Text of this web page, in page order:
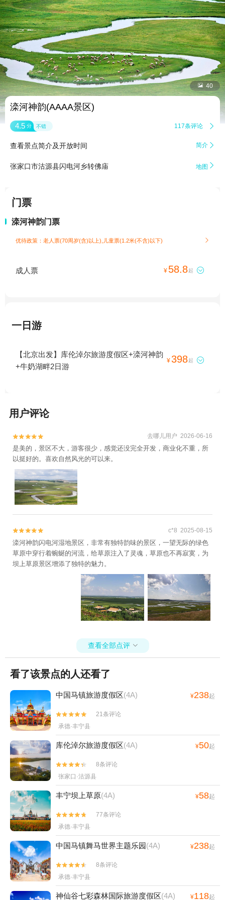
 40
滦河神韵(AAAA景区)
4.5 分 不错 117条评论 
查看景点简介及开放时间 简介 
张家口市沽源县闪电河乡转佛庙 地图 
门票
滦河神韵门票
优待政策：老人票(70周岁(含)以上),儿童票(1.2米(不含)以下) 
成人票 ¥ 58.8起 
一日游
【北京出发】库伦淖尔旅游度假区+滦河神韵
+牛奶湖畔2日游
¥398起 
用户评论

 去哪儿用户 2026-06-16
是美的，景区不大，游客很少，感觉还没完全开发，商业化不重，所
以挺好的。喜欢自然风光的可以来。

 c*8 2025-08-15
滦河神韵闪电河湿地景区，非常有独特韵味的景区，一望无际的绿色
草原中穿行着蜿蜒的河流，给草原注入了灵魂，草原也不再寂寞，为
坝上草原景区增添了独特的魅力。
查看全部点评 
看了该景点的人还看了
中国马镇旅游度假区(4A) ¥238起


21条评论
承德·丰宁县
库伦淖尔旅游度假区(4A) ¥50起


8条评论
张家口·沽源县
丰宁坝上草原(4A) ¥58起


77条评论
承德·丰宁县
中国马镇舞马世界主题乐园(4A) ¥238起


8条评论
承德·丰宁县
神仙谷七彩森林国际旅游度假区(4A) ¥118起
